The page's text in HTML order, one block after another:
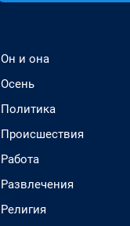
Он и она
Осень
Политика
Происшествия
Работа
Развлечения
Религия